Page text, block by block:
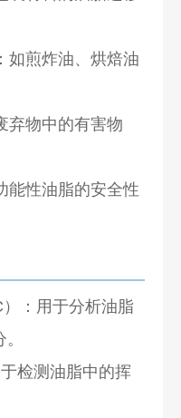
如煎炸油、烘焙油
弃物中的有害物
能性油脂的安全性
：用于分析油脂
检测油脂中的挥